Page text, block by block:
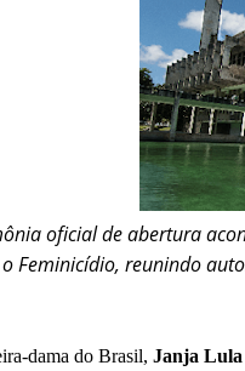
oficial de abertura
Feminicídio, reunindo
dama do Brasil, Janja Lula